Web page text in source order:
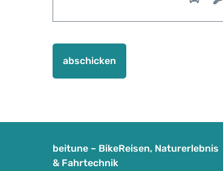
beitune – BikeReisen, Naturerlebnis
& Fahrtechnik